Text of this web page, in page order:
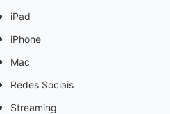
iPad
iPhone
Mac
Redes Sociais
Streaming